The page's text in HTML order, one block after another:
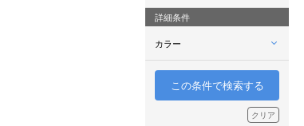
詳細条件
カラー
この条件で検索する
クリア